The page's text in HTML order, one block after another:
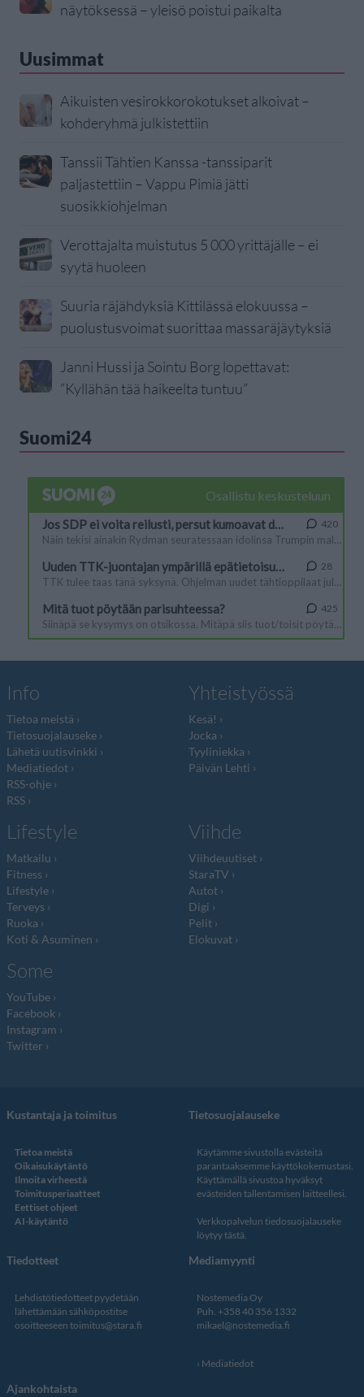
näytöksessä – yleisö poistui paikalta
Uusimmat
Aikuisten vesirokkorokotukset alkoivat –
kohderyhmä julkistettiin
Tanssii Tähtien Kanssa -tanssiparit
paljastettiin – Vappu Pimiä jätti
suosikkiohjelman
Verottajalta muistutus 5 000 yrittäjälle – ei
syytä huoleen
Suuria räjähdyksiä Kittilässä elokuussa –
puolustusvoimat suorittaa massaräjäytyksiä
Janni Hussi ja Sointu Borg lopettavat:
”Kyllähän tää haikeelta tuntuu”
Suomi24
Info
Tietoa meistä
Tietosuojalauseke
Lähetä uutisvinkki
Mediatiedot
RSS-ohje
RSS
Yhteistyössä
Kesä!
Jocka
Tyyliniekka
Päivän Lehti
Lifestyle
Matkailu
Fitness
Lifestyle
Terveys
Ruoka
Koti & Asuminen
Viihde
Viihdeuutiset
StaraTV
Autot
Digi
Pelit
Elokuvat
Some
YouTube
Facebook
Instagram
Twitter
Kustantaja ja toimitus
Tietoa meistä
Oikaisukäytäntö
Ilmoita virheestä
Toimitusperiaatteet
Eettiset ohjeet
AI-käytäntö
Tietosuojalauseke
Käytämme sivustolla evästeitä
parantaaksemme käyttökokemustasi.
Käyttämällä sivustoa hyväksyt
evästeiden tallentamisen laitteellesi.
Verkkopalvelun tiedosuojalauseke
löytyy tästä.
Tiedotteet
Lehdistötiedotteet pyydetään
lähettämään sähköpostitse
osoitteeseen toimitus@stara.fi
Mediamyynti
Nostemedia Oy
Puh. +358 40 356 1332
mikael@nostemedia.fi
Mediatiedot
Ajankohtaista